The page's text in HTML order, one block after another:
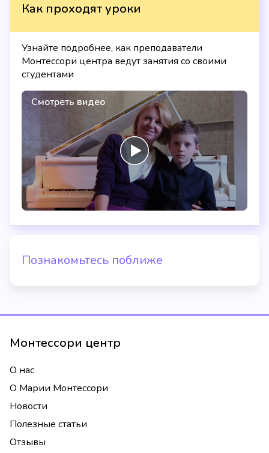
Как проходят уроки
Узнайте подробнее, как преподаватели
Монтессори центра ведут занятия со своими
студентами
Смотреть видео
Познакомьтесь поближе
Монтессори центр
О нас
О Марии Монтессори
Новости
Полезные статьи
Отзывы